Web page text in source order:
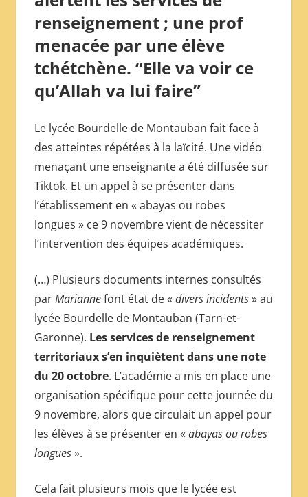
renseignement ; une prof
menacée par une élève
tchétchène. “Elle va voir ce
qu’Allah va lui faire”
Le lycée Bourdelle de Montauban fait face à
des atteintes répétées à la laïcité. Une vidéo
menaçant une enseignante a été diffusée sur
Tiktok. Et un appel à se présenter dans
l’établissement en « abayas ou robes
longues » ce 9 novembre vient de nécessiter
l’intervention des équipes académiques.
(…) Plusieurs documents internes consultés
parMariannefont état de «divers incidents» au
lycée Bourdelle de Montauban (Tarn-et-
Garonne). Les services de renseignement
territoriaux s’en inquiètent dans une note
du 20 octobre. L’académie a mis en place une
organisation spécifique pour cette journée du
9 novembre, alors que circulait un appel pour
les élèves à se présenter en «abayas ou robes
longues».
Cela fait plusieurs mois que le lycée est